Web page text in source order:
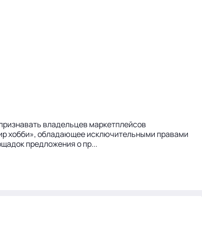
владельцев маркетплейсов
хобби», обладающее исключительными правами
предложения о пр...